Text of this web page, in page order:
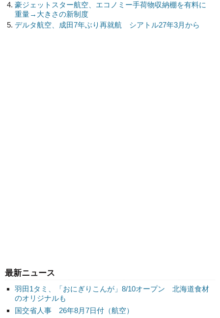
最新ニュース
羽田1タミ、「おにぎりこんが」8/10オープン 北海道食材
のオリジナルも
国交省人事 26年8月7日付（航空）
豪ジェットスター航空、エコノミー手荷物収納棚を有料に
重量→大きさの新制度
デルタ航空、成田7年ぶり再就航 シアトル27年3月から